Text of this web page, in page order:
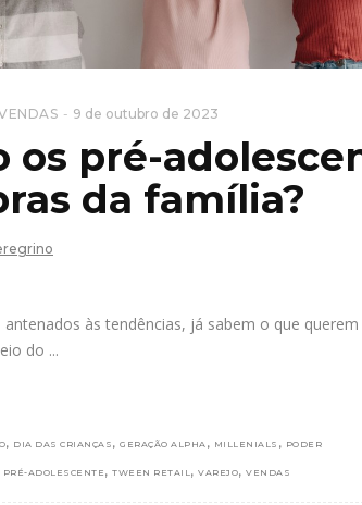
9 de outubro de 2023
os pré-
da família?
antenados às tendências, já sabem o que
do
, DIA DAS CRIANÇAS , GERAÇÃO ALPHA , MILLENIALS , PODER
PRÉ-ADOLESCENTE , TWEEN RETAIL , VAREJO, VENDAS